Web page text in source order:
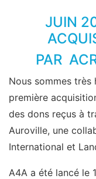
JUIN
PAR
Nous sommes très
première
des dons reçus à
Auroville, une
International et
A4A a été lancé le